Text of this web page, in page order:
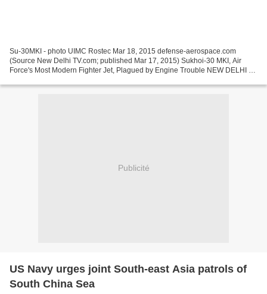
Su-30MKI - photo UIMC Rostec Mar 18, 2015 defense-aerospace.com
(Source New Delhi TV.com; published Mar 17, 2015) Sukhoi-30 MKI, Air
Force's Most Modern Fighter Jet, Plagued by Engine Trouble NEW DELHI ---
Publicité
US Navy urges joint South-east Asia patrols of
South China Sea